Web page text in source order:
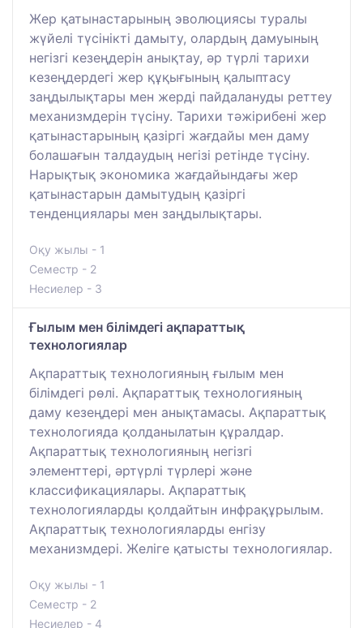
Жер қатынастарының эволюциясы туралы
жүйелі түсінікті дамыту, олардың дамуының
негізгі кезеңдерін анықтау, әр түрлі тарихи
кезеңдердегі жер құқығының қалыптасу
заңдылықтары мен жерді пайдалануды реттеу
механизмдерін түсіну. Тарихи тәжірибені жер
қатынастарының қазіргі жағдайы мен даму
болашағын талдаудың негізі ретінде түсіну.
Нарықтық экономика жағдайындағы жер
қатынастарын дамытудың қазіргі
тенденциялары мен заңдылықтары.
Оқу жылы - 1
Семестр - 2
Несиелер - 3
Ғылым мен білімдегі ақпараттық
технологиялар
Ақпараттық технологияның ғылым мен
білімдегі рөлі. Ақпараттық технологияның
даму кезеңдері мен анықтамасы. Ақпараттық
технологияда қолданылатын құралдар.
Ақпараттық технологияның негізгі
элементтері, әртүрлі түрлері және
классификациялары. Ақпараттық
технологияларды қолдайтын инфрақұрылым.
Ақпараттық технологияларды енгізу
механизмдері. Желіге қатысты технологиялар.
Оқу жылы - 1
Семестр - 2
Несиелер - 4